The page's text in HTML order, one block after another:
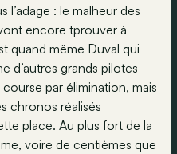
l’adage : le malheur des
encore tprouver à
quand même Duval qui
d’autres grands pilotes
par élimination, mais
chronos réalisés
place. Au plus fort de la
voire de centièmes que